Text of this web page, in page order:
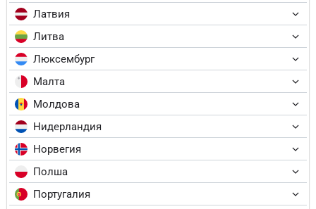
Латвия
Литва
Люксембург
Малта
Молдова
Нидерландия
Норвегия
Полша
Португалия